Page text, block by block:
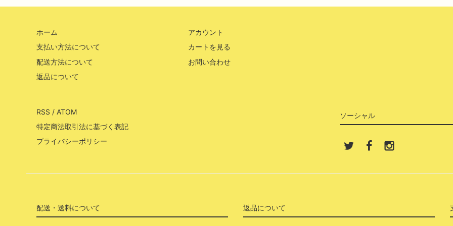
ホーム
支払い方法について
配送方法について
返品について
アカウント
カートを見る
お問い合わせ
ソーシャル
RSS / ATOM
特定商法取引法に基づく表記
プライバシーポリシー
配送・送料について 返品について